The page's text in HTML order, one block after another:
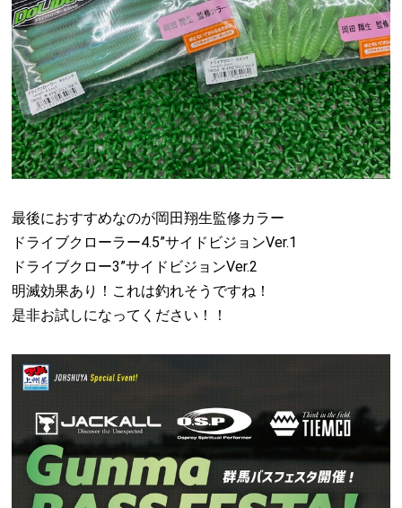
最後におすすめなのが岡田翔生監修カラー
ドライブクローラー4.5”サイドビジョンVer.1
ドライブクロー3”サイドビジョンVer.2
明滅効果あり！これは釣れそうですね！
是非お試しになってください！！